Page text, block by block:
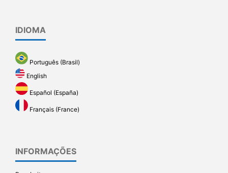
IDIOMA
Português (Brasil)
English
Español (España)
Français (France)
INFORMAÇÕES